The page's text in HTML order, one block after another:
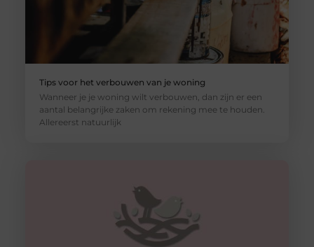
Tips voor het verbouwen van je woning
Wanneer je je woning wilt verbouwen, dan zijn er een
aantal belangrijke zaken om rekening mee te houden.
Allereerst natuurlijk